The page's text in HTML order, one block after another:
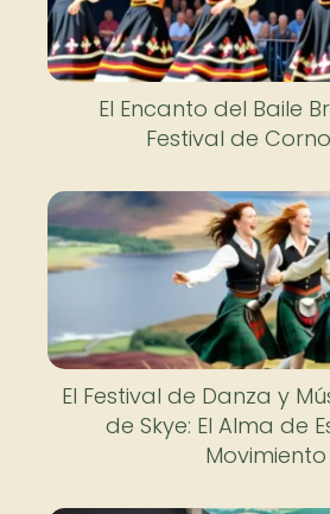
El Encanto del Baile
Festival de
El Festival de Danza y
de Skye: El Alma de
Movimiento